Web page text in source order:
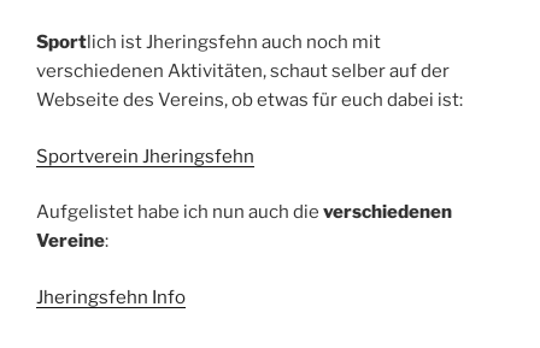
Sportlich ist Jheringsfehn auch noch mit
verschiedenen Aktivitäten, schaut selber auf der
Webseite des Vereins, ob etwas für euch dabei ist:
Sportverein Jheringsfehn
Aufgelistet habe ich nun auch die verschiedenen
Vereine:
Jheringsfehn Info